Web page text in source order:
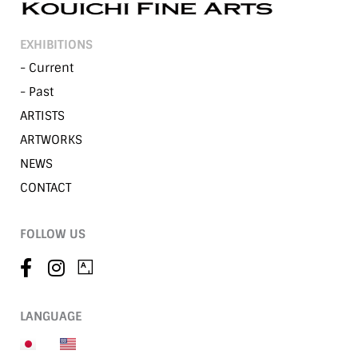
EXHIBITIONS
- Current
- Past
ARTISTS
ARTWORKS
NEWS
CONTACT
FOLLOW US
LANGUAGE